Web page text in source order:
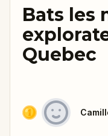
Bats les
Quebec